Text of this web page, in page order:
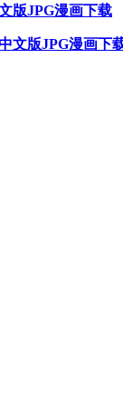
版JPG漫画下载
文版JPG漫画下